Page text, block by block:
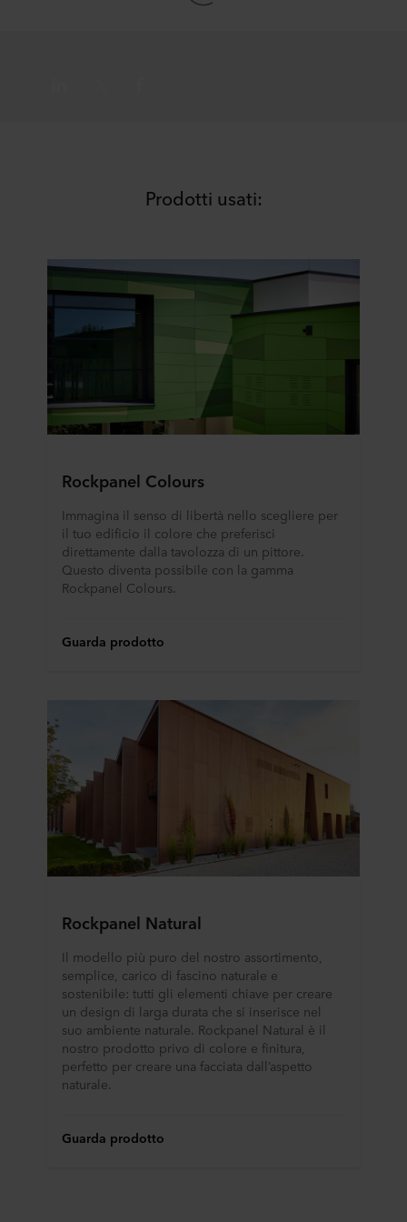
Prodotti usati:
Rockpanel Colours
Immagina il senso di libertà nello scegliere per
il tuo edificio il colore che preferisci
direttamente dalla tavolozza di un pittore.
Questo diventa possibile con la gamma
Rockpanel Colours.
Guarda prodotto
Rockpanel Natural
Il modello più puro del nostro assortimento,
semplice, carico di fascino naturale e
sostenibile: tutti gli elementi chiave per creare
un design di larga durata che si inserisce nel
suo ambiente naturale. Rockpanel Natural è il
nostro prodotto privo di colore e finitura,
perfetto per creare una facciata dall’aspetto
naturale.
Guarda prodotto